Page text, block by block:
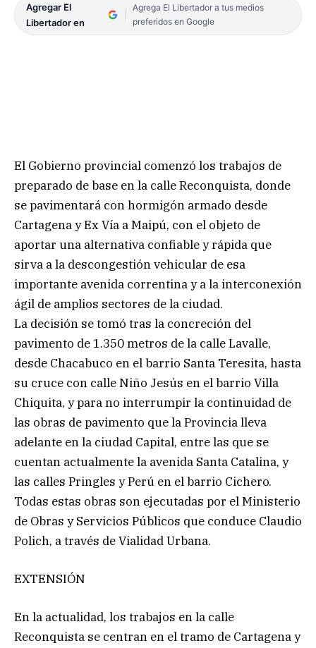
Agregar El
Libertador en
Agrega El Libertador a tus medios
preferidos en Google
El Gobierno provincial comenzó los trabajos de
preparado de base en la calle Reconquista, donde
se pavimentará con hormigón armado desde
Cartagena y Ex Vía a Maipú, con el objeto de
aportar una alternativa confiable y rápida que
sirva a la descongestión vehicular de esa
importante avenida correntina y a la interconexión
ágil de amplios sectores de la ciudad.
La decisión se tomó tras la concreción del
pavimento de 1.350 metros de la calle Lavalle,
desde Chacabuco en el barrio Santa Teresita, hasta
su cruce con calle Niño Jesús en el barrio Villa
Chiquita, y para no interrumpir la continuidad de
las obras de pavimento que la Provincia lleva
adelante en la ciudad Capital, entre las que se
cuentan actualmente la avenida Santa Catalina, y
las calles Pringles y Perú en el barrio Cichero.
Todas estas obras son ejecutadas por el Ministerio
de Obras y Servicios Públicos que conduce Claudio
Polich, a través de Vialidad Urbana.
EXTENSIÓN
En la actualidad, los trabajos en la calle
Reconquista se centran en el tramo de Cartagena y